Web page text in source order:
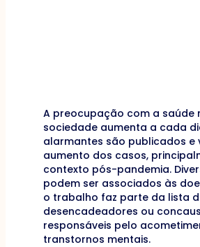
A preocupação com a saúde
sociedade aumenta a cada
alarmantes são publicados e
aumento dos casos,
contexto pós-pandemia.
podem ser associados às
o trabalho faz parte da lista
desencadeadores ou
responsáveis pelo
transtornos mentais.